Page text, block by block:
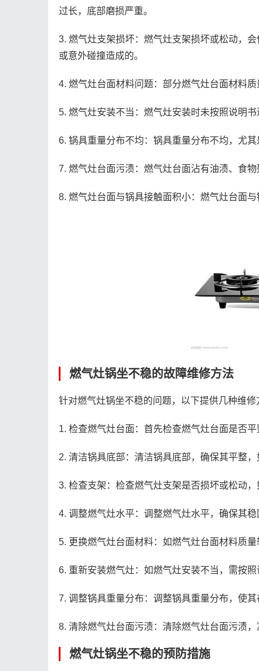
过长，底部磨损严重。
3. 燃气灶支架损坏：燃气灶支架损坏或松动，
或意外碰撞造成的。
4. 燃气灶台面材料问题：部分燃气灶台面材料
5. 燃气灶安装不当：燃气灶安装时未按照说明
6. 锅具重量分布不均：锅具重量分布不均，尤
7. 燃气灶台面污渍：燃气灶台面沾有油渍、食
8. 燃气灶台面与锅具接触面积小：燃气灶台面
燃气灶锅坐不稳的故障维修方法
针对燃气灶锅坐不稳的问题，以下提供几种维修
1. 检查燃气灶台面：首先检查燃气灶台面是否
2. 清洁锅具底部：清洁锅具底部，确保其平整
3. 检查支架：检查燃气灶支架是否损坏或松动
4. 调整燃气灶水平：调整燃气灶水平，确保其稳
5. 更换燃气灶台面材料：如燃气灶台面材料质
6. 重新安装燃气灶：如燃气灶安装不当，需按照
7. 调整锅具重量分布：调整锅具重量分布，使其
8. 清除燃气灶台面污渍：清除燃气灶台面污渍，
燃气灶锅坐不稳的预防措施